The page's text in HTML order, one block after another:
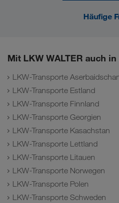
Häufige
Mit LKW WALTER auch
LKW-Transporte
LKW-Transporte Estland
LKW-Transporte Finnland
LKW-Transporte Georgien
LKW-Transporte Kasachstan
LKW-Transporte Lettland
LKW-Transporte Litauen
LKW-Transporte Norwegen
LKW-Transporte Polen
LKW-Transporte Schweden